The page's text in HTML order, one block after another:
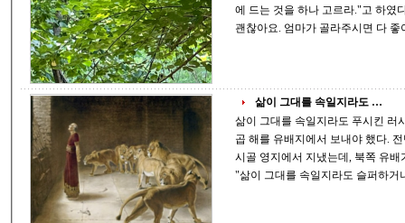
에 드는 것을 하나 고르라."고 하였다. 그랬더니 아이는 환하게 웃으며, "아무거나
삶이 그대를 속일지라도 …
삶이 그대를 속일지라도 푸시킨 러시아를 대표하는 국민 시인 푸시킨은 20대의 일
곱 해를 유배지에서 보내야 했다. 전반부는 남쪽 오데사 부근에서, 후반부는 북쪽
시골 영지에서 지냈는데, 북쪽 유배가 끝나갈 무렵 그는 한 편의 짧은 시를 쓴다.